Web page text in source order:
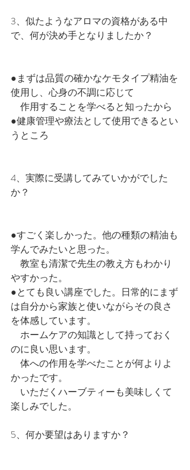
3、似たようなアロマの資格がある中
で、何が決め手となりましたか？
●まずは品質の確かなケモタイプ精油を
使用し、心身の不調に応じて
作用することを学べると知ったから
●健康管理や療法として使用できるとい
うところ
4、実際に受講してみていかがでした
か？
●すごく楽しかった。他の種類の精油も
学んでみたいと思った。
教室も清潔で先生の教え方もわかり
やすかった。
●とても良い講座でした。日常的にまず
は自分から家族と使いながらその良さ
を体感しています。
ホームケアの知識として持っておく
のに良い思います。
体への作用を学べたことが何よりよ
かったです。
いただくハーブティーも美味しくて
楽しみでした。
5、何か要望はありますか？